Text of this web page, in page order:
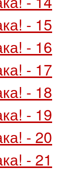
- 15
- 16
- 17
- 18
- 19
- 20
- 21